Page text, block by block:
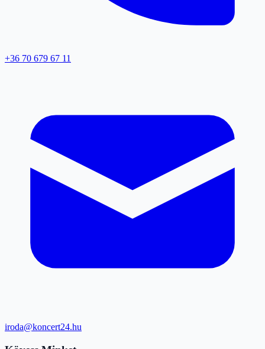
+36 70 679 67 11
iroda@koncert24.hu